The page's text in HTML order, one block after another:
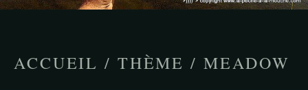
ACCUEIL / THÈME / MEADOW